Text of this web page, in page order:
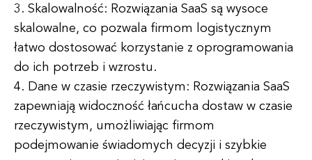
3. Skalowalność: Rozwiązania SaaS są wysoce
skalowalne, co pozwala firmom logistycznym
łatwo dostosować korzystanie z oprogramowania
do ich potrzeb i wzrostu.
4. Dane w czasie rzeczywistym: Rozwiązania SaaS
zapewniają widoczność łańcucha dostaw w czasie
rzeczywistym, umożliwiając firmom
podejmowanie świadomych decyzji i szybkie